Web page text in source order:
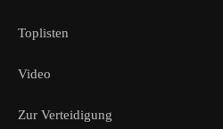
Toplisten
Video
Zur Verteidigung